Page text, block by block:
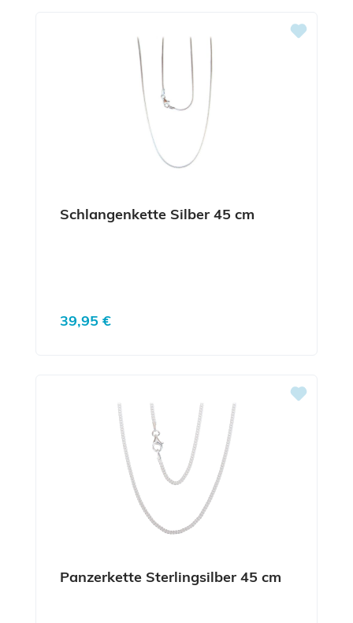
Schlangenkette Silber 45 cm
Regulärer Preis:
39,95 €
Panzerkette Sterlingsilber 45 cm